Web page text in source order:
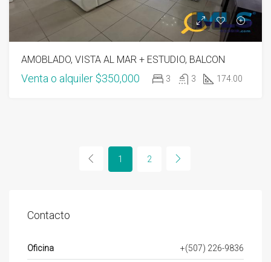
AMOBLADO, VISTA AL MAR + ESTUDIO, BALCON
Venta o alquiler $350,000 3 3 174.00
1 2
Contacto
Oficina +(507) 226-9836